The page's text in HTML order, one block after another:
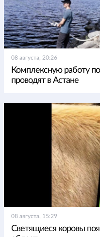
08 августа, 20:26
Комплексную работу
проводят в Астане
08 августа, 15:29
Светящиеся коровы